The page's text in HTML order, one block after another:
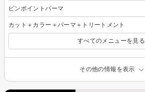
ピンポイントパーマ
カット＋カラー＋パーマ＋トリートメント
すべてのメニューを見る
その他の情報を表示